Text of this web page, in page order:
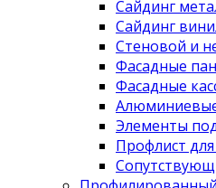
Сайдинг
Сайдинг
Стеновой и
Фасадные
Фасадные
Элементы
Профлист